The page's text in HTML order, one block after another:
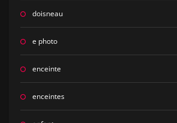
doisneau
e photo
enceinte
enceintes